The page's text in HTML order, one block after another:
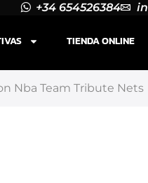
+34 654526384
TIENDA ONLINE
Nba Team Tribute Nets